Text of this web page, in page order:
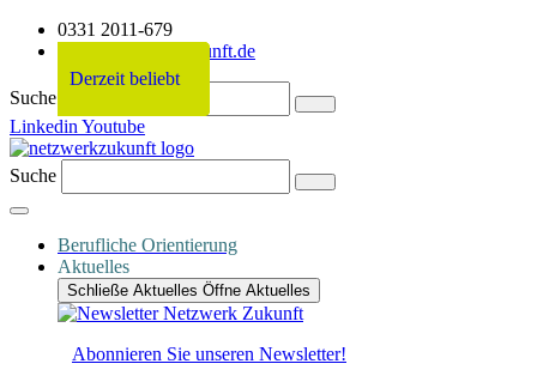
0331 2011-679
info@netzwerkzukunft.de
Suche
Linkedin Youtube
Suche
Berufliche Orientierung
Aktuelles
Schließe Aktuelles Öffne Aktuelles
Derzeit beliebt
Abonnieren Sie unseren Newsletter!
Derzeit beliebt
Derzeit beliebt
Derzeit beliebt